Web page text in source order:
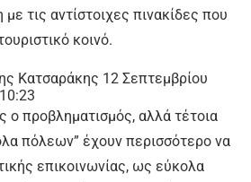
τις αντίστοιχες πινακίδες που
κοινό.
Κατσαράκης 12 Σεπτεμβρίου
ο προβληματισμός, αλλά τέτοια
πόλεων” έχουν περισσότερο να
επικοινωνίας, ως εύκολα